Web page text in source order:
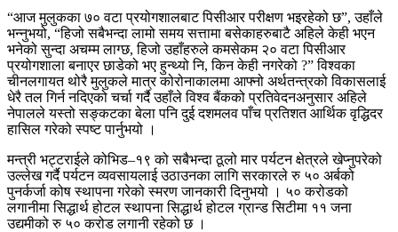
“आज मुलुकका ७० वटा प्रयोगशालबाट पिसीआर परीक्षण भइरहेको छ”, उहाँले
भन्नुभयो, “हिजो सबैभन्दा लामो समय सत्तामा बसेकाहरुबाटै अहिले केही भएन
भनेको सुन्दा अचम्म लाग्छ, हिजो उहाँहरुले कमसेकम २० वटा पिसीआर
प्रयोगशाला बनाएर छाडेको भए हुन्थ्यो नि, किन केही नगरेको ?” विश्वका
चीनलगायत थोरै मुलुकले मात्र कोरोनाकालमा आफ्नो अर्थतन्त्रको विकासलाई
धेरै तल गिर्न नदिएको चर्चा गर्दै उहाँले विश्व बैंकको प्रतिवेदनअनुसार अहिले
नेपालले यस्तो सङ्कटका बेला पनि दुई दशमलव पाँच प्रतिशत आर्थिक वृद्धिदर
हासिल गरेको स्पष्ट पार्नुभयो ।
मन्त्री भट्टराईले कोभिड–१९ को सबैभन्दा ठूलो मार पर्यटन क्षेत्रले खेप्नुपरेको
उल्लेख गर्दै पर्यटन व्यवसायलाई उठाउनका लागि सरकारले रु ५० अर्बको
पुनर्कर्जा कोष स्थापना गरेको स्मरण जानकारी दिनुभयो । ५० करोडको
लगानीमा सिद्धार्थ होटल स्थापना सिद्धार्थ होटल ग्रान्ड सिटीमा ११ जना
उद्यमीको रु ५० करोड लगानी रहेको छ ।